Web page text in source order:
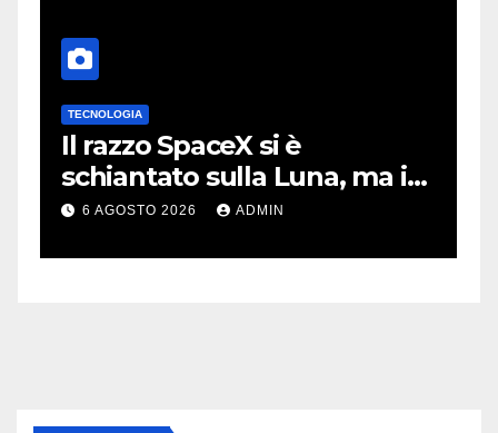
TECNOLOGIA
Il razzo SpaceX si è
schiantato sulla Luna, ma i
video virali erano quasi tutti
6 AGOSTO 2026 ADMIN